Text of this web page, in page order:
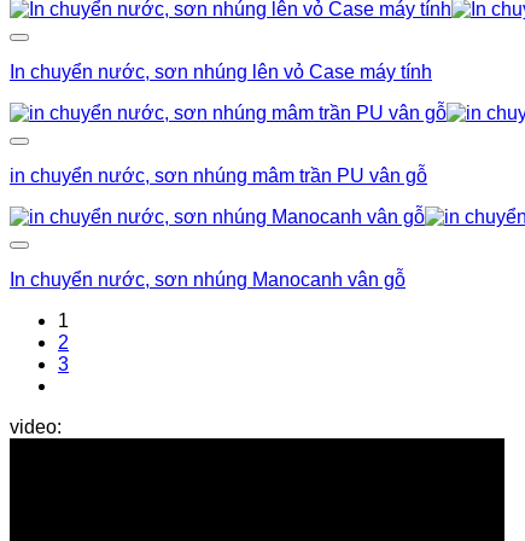
In chuyển nước, sơn nhúng lên vỏ Case máy tính
in chuyển nước, sơn nhúng mâm trần PU vân gỗ
In chuyển nước, sơn nhúng Manocanh vân gỗ
1
2
3
sơn_carbon
video: